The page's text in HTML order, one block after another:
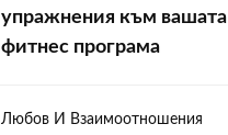
упражнения към вашата
фитнес програма
Любов И Взаимоотношения